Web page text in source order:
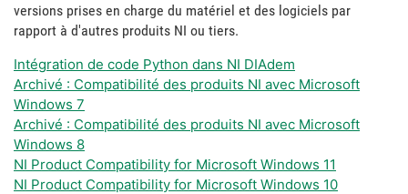
versions prises en charge du matériel et des logiciels par
rapport à d'autres produits NI ou tiers.
Intégration de code Python dans NI DIAdem
Archivé : Compatibilité des produits NI avec Microsoft
Windows 7
Archivé : Compatibilité des produits NI avec Microsoft
Windows 8
NI Product Compatibility for Microsoft Windows 11
NI Product Compatibility for Microsoft Windows 10